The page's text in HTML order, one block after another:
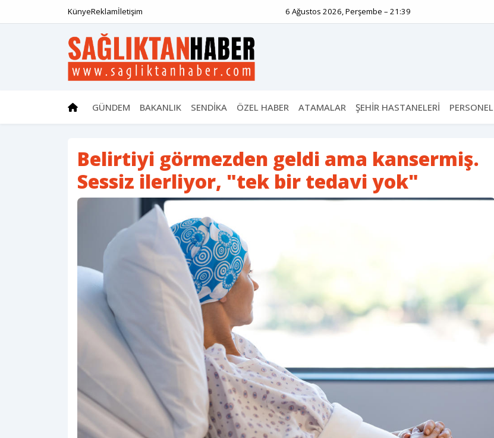
KünyeReklamİletişim 6 Ağustos 2026, Perşembe – 21:39
GÜNDEM BAKANLIK SENDİKA ÖZEL HABER ATAMALAR ŞEHİR HASTANELERİ PERSONEL
Belirtiyi görmezden geldi ama kansermiş.
Sessiz ilerliyor, "tek bir tedavi yok"